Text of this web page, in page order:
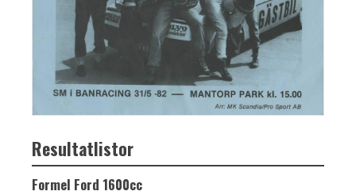
Resultatlistor
Formel Ford 1600cc